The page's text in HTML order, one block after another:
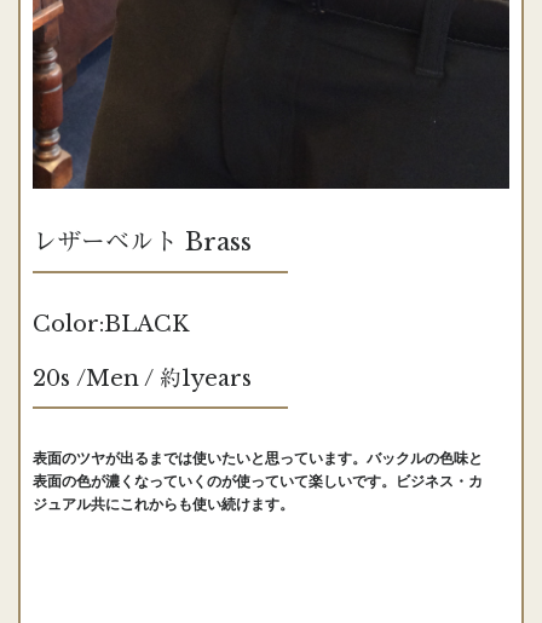
レザーベルト Brass
Color:BLACK
20s /Men / 約1years
表面のツヤが出るまでは使いたいと思っています。バックルの色味と
表面の色が濃くなっていくのが使っていて楽しいです。ビジネス・カ
ジュアル共にこれからも使い続けます。